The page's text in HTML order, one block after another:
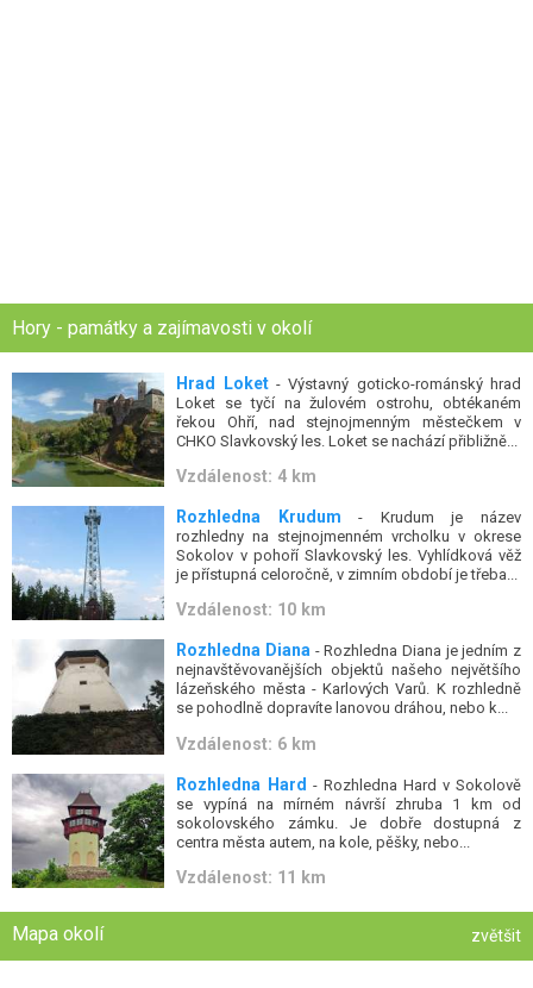
Hory - památky a zajímavosti v okolí
Hrad Loket- Výstavný goticko-románský hrad
Loket se tyčí na žulovém ostrohu, obtékaném
řekou Ohří, nad stejnojmenným městečkem v
CHKO Slavkovský les. Loket se nachází přibližně...
Vzdálenost: 4 km
Rozhledna Krudum - Krudum je název
rozhledny na stejnojmenném vrcholku v okrese
Sokolov v pohoří Slavkovský les. Vyhlídková věž
je přístupná celoročně, v zimním období je třeba...
Vzdálenost: 10 km
Rozhledna Diana - Rozhledna Diana je jedním z
nejnavštěvovanějších objektů našeho největšího
lázeňského města - Karlových Varů. K rozhledně
se pohodlně dopravíte lanovou dráhou, nebo k...
Vzdálenost: 6 km
Rozhledna Hard - Rozhledna Hard v Sokolově
se vypíná na mírném návrší zhruba 1 km od
sokolovského zámku. Je dobře dostupná z
centra města autem, na kole, pěšky, nebo...
Vzdálenost: 11 km
Mapa okolí zvětšit